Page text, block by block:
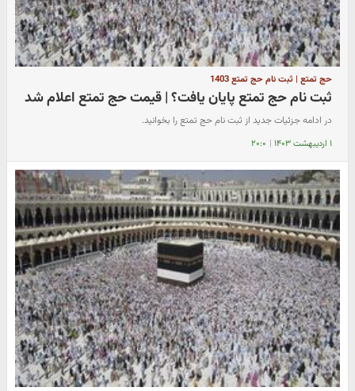
حج تمتع | ثبت نام حج تمتع 1403
ثبت نام حج تمتع پایان یافت؟ | قیمت حج تمتع اعلام شد
در ادامه جزئیات جدید از ثبت نام حج تمتع را بخوانید.
۱ اردیبهشت ۱۴۰۳ | ۲۰:۰